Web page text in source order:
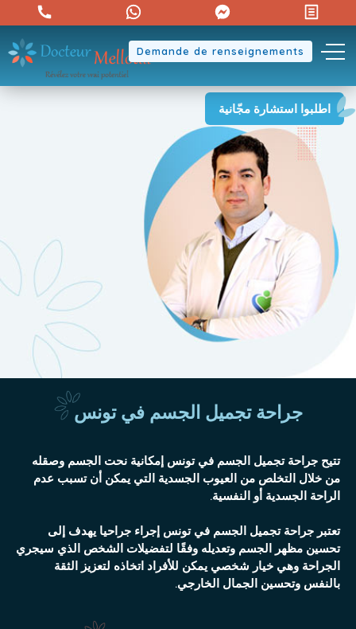
Demande de renseignements
اكتشفوا جمال أجسادكم من جديد
اطلبوا استشارة مجّانية
جراحة تجميل الجسم في تونس
تتيح جراحة تجميل الجسم في تونس إمكانية نحت الجسم وصقله
من خلال التخلص من العيوب الجسدية التي يمكن أن تسبب عدم
الراحة الجسدية أو النفسية.
تعتبر جراحة تجميل الجسم في تونس إجراء جراحيا يهدف إلى
تحسين مظهر الجسم وتعديله وفقًا لتفضيلات الشخص الذي سيجري
الجراحة وهي خيار شخصي يمكن للأفراد اتخاذه لتعزيز الثقة
بالنفس وتحسين الجمال الخارجي.